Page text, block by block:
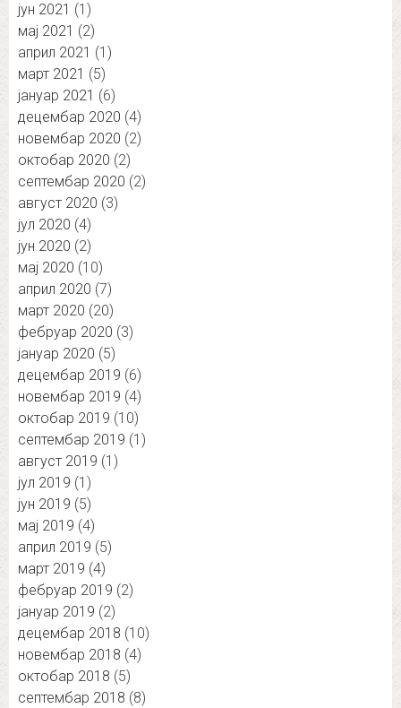
јун 2021 (1)
мај 2021 (2)
април 2021 (1)
март 2021 (5)
јануар 2021 (6)
децембар 2020 (4)
новембар 2020 (2)
октобар 2020 (2)
септембар 2020 (2)
август 2020 (3)
јул 2020 (4)
јун 2020 (2)
мај 2020 (10)
април 2020 (7)
март 2020 (20)
фебруар 2020 (3)
јануар 2020 (5)
децембар 2019 (6)
новембар 2019 (4)
октобар 2019 (10)
септембар 2019 (1)
август 2019 (1)
јул 2019 (1)
јун 2019 (5)
мај 2019 (4)
април 2019 (5)
март 2019 (4)
фебруар 2019 (2)
јануар 2019 (2)
децембар 2018 (10)
новембар 2018 (4)
октобар 2018 (5)
септембар 2018 (8)